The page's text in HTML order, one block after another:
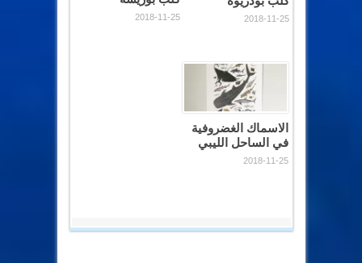
2018-11-25
2018-11-25
الاسماك الغضروفية
في الساحل الليبي
2018-11-25